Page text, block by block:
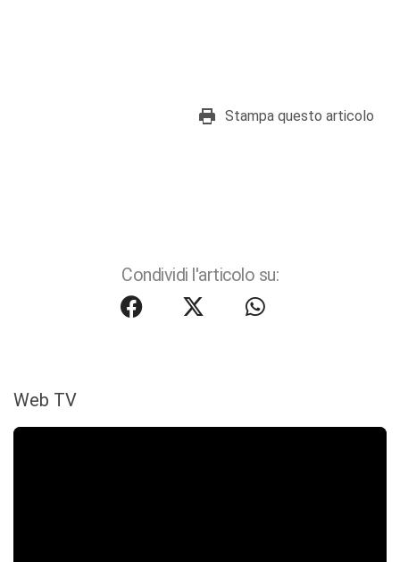
Stampa questo articolo
Condividi l'articolo su:
Web TV